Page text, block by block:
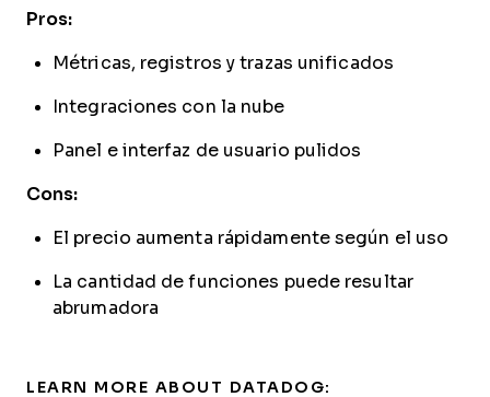
Pros:
Métricas, registros y trazas unificados
Integraciones con la nube
Panel e interfaz de usuario pulidos
Cons:
El precio aumenta rápidamente según el uso
La cantidad de funciones puede resultar
abrumadora
LEARN MORE ABOUT DATADOG: